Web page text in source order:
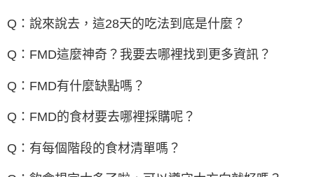
Q：說來說去，這28天的吃法到底是什麼？
Q：FMD這麼神奇？我要去哪裡找到更多資訊？
Q：FMD有什麼缺點嗎？
Q：FMD的食材要去哪裡採購呢？
Q：有每個階段的食材清單嗎？